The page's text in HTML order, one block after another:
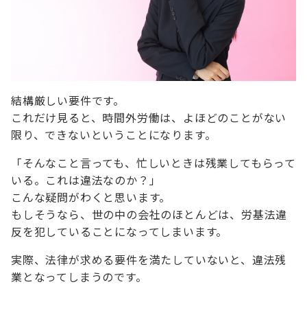
結構厳しい要件です。
これだけ見ると、時間外労働は、よほどのことがない
限り、できないということになります。
「そんなこと言っても、忙しいときは残業してもらって
いる。これは違法なのか？」
こんな疑問がわくと思います。
もしそうなら、世の中の会社のほとんどは、労基法違
反を犯していることになってしまいます。
実際、法律が求める要件を満たしていないと、違法残
業となってしまうのです。